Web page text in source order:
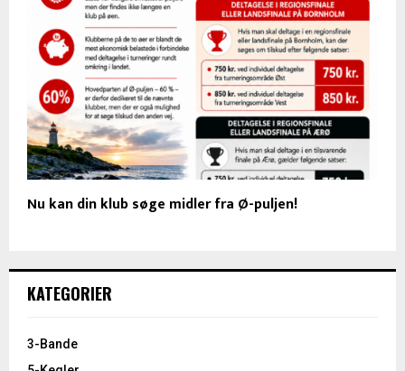
Nu kan din klub søge midler fra Ø-puljen!
KATEGORIER
3-Bande